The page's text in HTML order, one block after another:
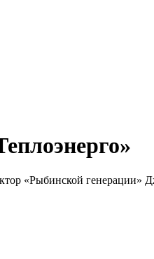
«Рыбинской генерации»